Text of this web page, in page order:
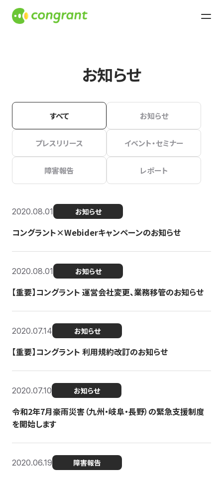
お知らせ
すべて お知らせ
プレスリリース イベント・セミナー
障害報告 レポート
2020.08.01 お知らせ
コングラント×Webiderキャンペーンのお知らせ
2020.08.01 お知らせ
【重要】コングラント 運営会社変更、業務移管のお知らせ
2020.07.14 お知らせ
【重要】コングラント 利用規約改訂のお知らせ
2020.07.10 お知らせ
令和2年7月豪雨災害（九州・岐阜・長野）の緊急支援制度
を開始します
2020.06.19 障害報告